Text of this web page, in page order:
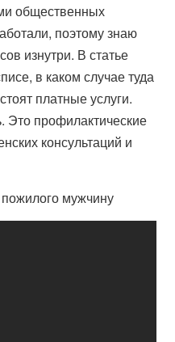
общественных
поэтому знаю
изнутри. В статье
в каком случае туда
платные услуги.
профилактические
консультаций и
пожилого мужчину